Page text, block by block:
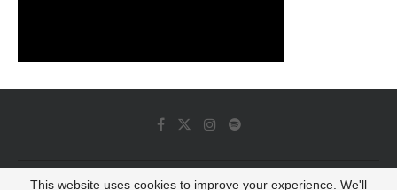
© 2022 - Luminous Dash All Rights Reserved
This website uses cookies to improve your experience. We'll